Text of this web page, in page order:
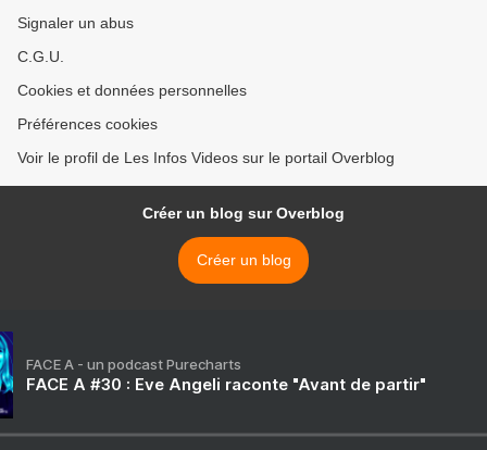
Signaler un abus
C.G.U.
Cookies et données personnelles
Préférences cookies
Voir le profil de Les Infos Videos sur le portail Overblog
Créer un blog sur Overblog
Créer un blog
FACE A - un podcast Purecharts
FACE A #30 : Eve Angeli raconte "Avant de partir"